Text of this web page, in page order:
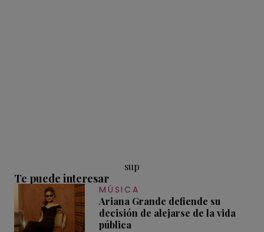
sup
Te puede interesar
MÚSICA
Ariana Grande defiende su
decisión de alejarse de la vida
pública